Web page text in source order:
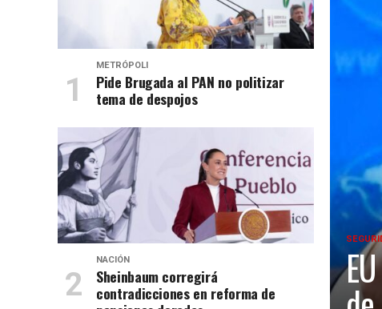
METRÓPOLI
Pide Brugada al PAN no politizar
tema de despojos
NACIÓN
Sheinbaum corregirá
contradicciones en reforma de